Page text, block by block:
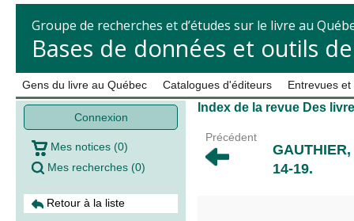
Groupe de recherches et d’études sur le livre au
Bases de données et outils
Gens du livre au Québec Catalogues d'éditeurs Entrevues
Connexion
Mes notices (0)
Mes recherches (0)
Retour à la liste
Index de la revue Des
Précédent
14-19.